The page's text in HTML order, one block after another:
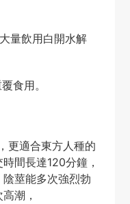
量飲用白開水解
食用。
更適合東方人種的
間長達120分鐘，
莖能多次強烈勃
潮，